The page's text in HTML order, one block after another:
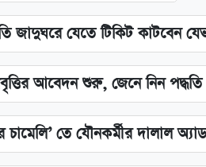
জাদুঘরে যেতে টিকিট কাটবেন
আবেদন শুরু, জেনে নিন পদ্ধতি
চামেলি’ তে যৌনকর্মীর দালাল